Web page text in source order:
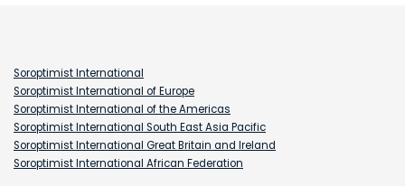
Soroptimist International
Soroptimist International of Europe
Soroptimist International of the Americas
Soroptimist International South East Asia Pacific
Soroptimist International Great Britain and Ireland
Soroptimist International African Federation